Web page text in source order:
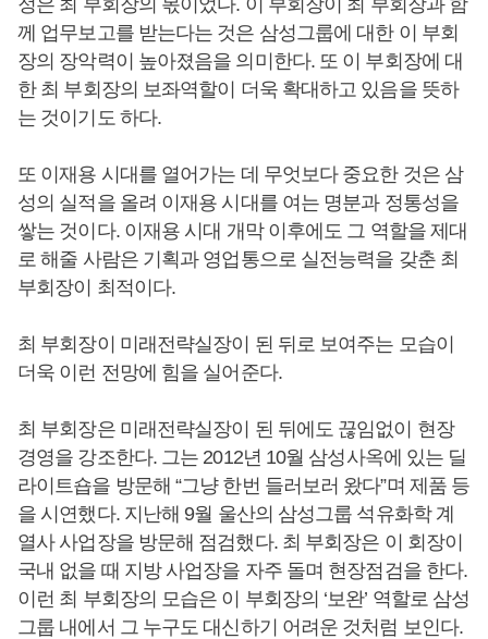
정은 최 부회장의 몫이었다. 이 부회장이 최 부회장과 함
께 업무보고를 받는다는 것은 삼성그룹에 대한 이 부회
장의 장악력이 높아졌음을 의미한다. 또 이 부회장에 대
한 최 부회장의 보좌역할이 더욱 확대하고 있음을 뜻하
는 것이기도 하다.
또 이재용 시대를 열어가는 데 무엇보다 중요한 것은 삼
성의 실적을 올려 이재용 시대를 여는 명분과 정통성을
쌓는 것이다. 이재용 시대 개막 이후에도 그 역할을 제대
로 해줄 사람은 기획과 영업통으로 실전능력을 갖춘 최
부회장이 최적이다.
최 부회장이 미래전략실장이 된 뒤로 보여주는 모습이
더욱 이런 전망에 힘을 실어준다.
최 부회장은 미래전략실장이 된 뒤에도 끊임없이 현장
경영을 강조한다. 그는 2012년 10월 삼성사옥에 있는 딜
라이트숍을 방문해 “그냥 한번 들러보러 왔다”며 제품 등
을 시연했다. 지난해 9월 울산의 삼성그룹 석유화학 계
열사 사업장을 방문해 점검했다. 최 부회장은 이 회장이
국내 없을 때 지방 사업장을 자주 돌며 현장점검을 한다.
이런 최 부회장의 모습은 이 부회장의 ‘보완’ 역할로 삼성
그룹 내에서 그 누구도 대신하기 어려운 것처럼 보인다.